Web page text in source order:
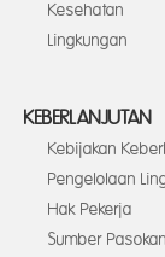
Kesehatan
Lingkungan
KEBERLANJUTAN
Kebijakan
Pengelolaan
Hak Pekerja
Sumber